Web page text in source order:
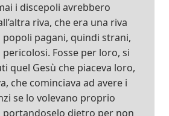
i discepoli avrebbero
riva, che era una riva
pagani, quindi strani,
Fosse per loro, si
quel Gesù che piaceva loro,
che cominciava ad avere i
se lo volevano proprio
portandoselo dietro per non